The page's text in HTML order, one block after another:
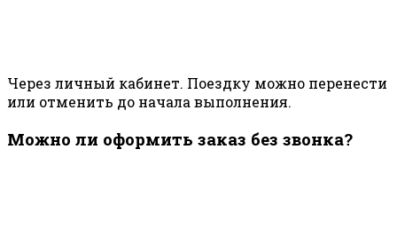
Через личный кабинет. Поездку можно перенести
или отменить до начала выполнения.
Можно ли оформить заказ без звонка?